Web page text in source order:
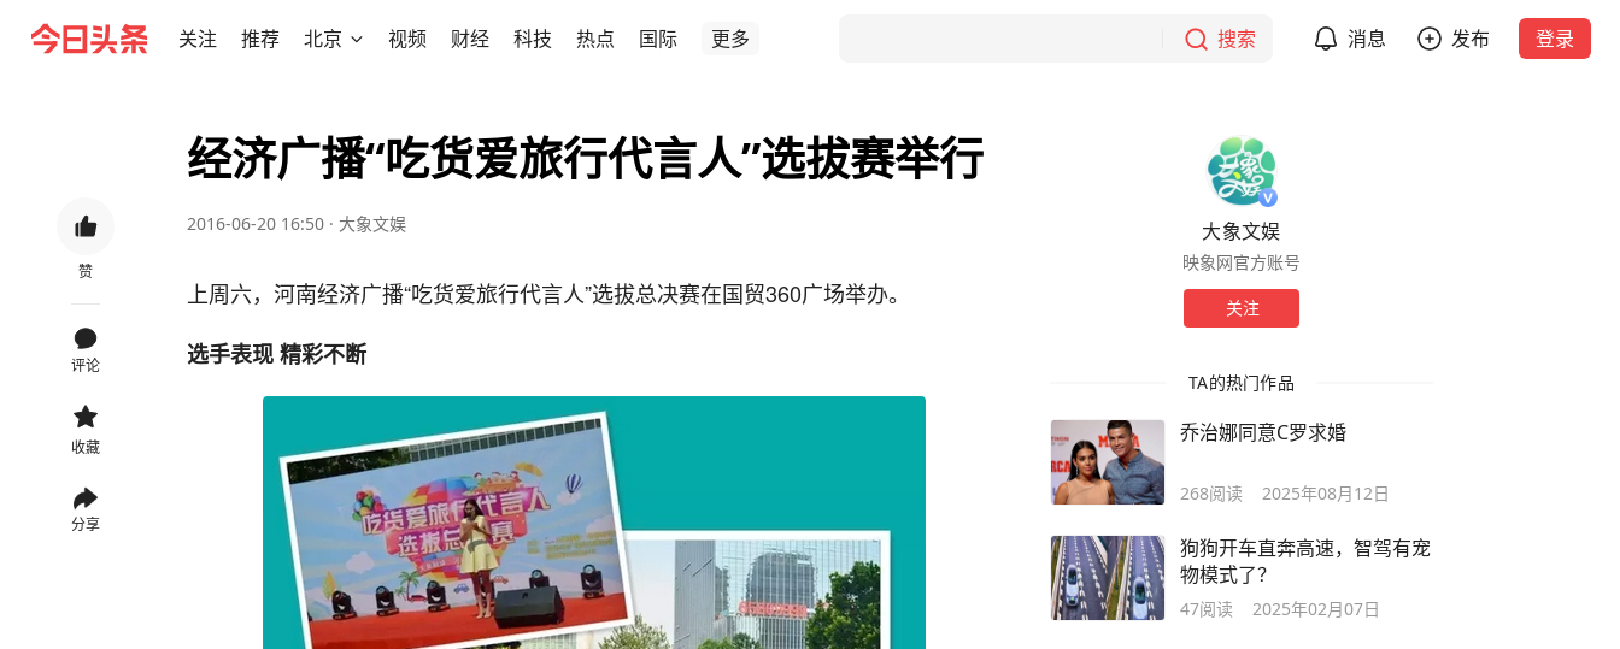
关注 推荐 北京 视频 财经 科技 热点 国际 更多 搜索 消息 发布 登录
赞
评论
收藏
分享
经济广播“吃货爱旅行代言人”选拔赛举行
2016-06-20 16:50 · 大象文娱
上周六，河南经济广播“吃货爱旅行代言人”选拔总决赛在国贸360广场举办。
选手表现 精彩不断
大象文娱
映象网官方账号
关注
TA的热门作品
乔治娜同意C罗求婚
268阅读 2025年08月12日
狗狗开车直奔高速，智驾有宠
物模式了？
47阅读 2025年02月07日